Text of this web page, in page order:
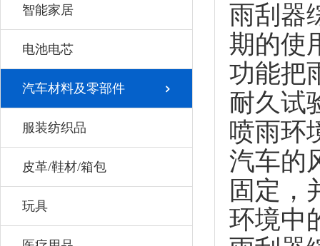
智能家居
电池电芯
汽车材料及零部件
服装纺织品
皮革/鞋材/箱包
玩具
雨刮器
期的使
功能把
耐久试
喷雨环
汽车的
固定，
环境中